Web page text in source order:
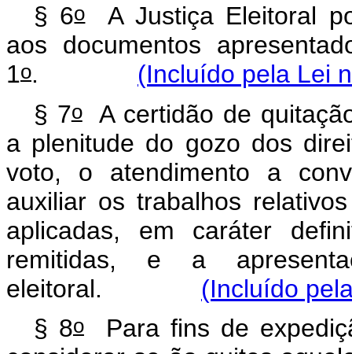
§ 6oA Justiça Eleitoral
aos documentos
1o. (Incluído pela Lei
§ 7oA certidão de
a plenitude do gozo dos
voto, o atendimento a
auxiliar os trabalhos
aplicadas, em caráter
remitidas, e a
eleitoral. (Incluído
§ 8oPara fins de